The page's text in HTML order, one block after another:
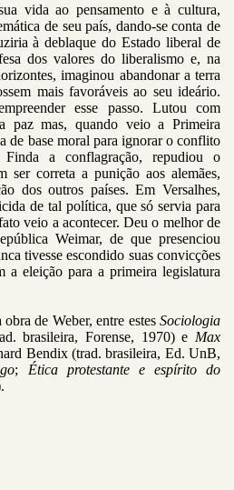
vida ao pensamento e à cultura,
de seu país, dando-se conta de
à deblaque do Estado liberal de
dos valores do liberalismo e, na
imaginou abandonar a terra
mais favoráveis ao seu ideário.
esse passo. Lutou com
paz mas, quando veio a Primeira
de base moral para ignorar o conflito
a conflagração, repudiou o
ser correta a punição aos alemães,
dos outros países. Em Versalhes,
de tal política, que só servia para
veio a acontecer. Deu o melhor de
Weimar, de que presenciou
tivesse escondido suas convicções
a eleição para a primeira legislatura
de Weber, entre estes Sociologia
brasileira, Forense, 1970) e Max
Bendix (trad. brasileira, Ed. UnB,
; Ética protestante e espírito do